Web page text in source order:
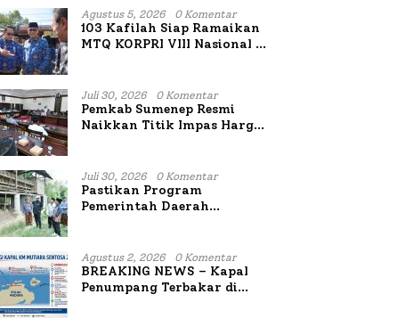
Agustus 5, 2026 0 Komentar
103 Kafilah Siap Ramaikan
MTQ KORPRI VIII Nasional di
Juli 30, 2026 0 Komentar
Pemkab Sumenep Resmi
Naikkan Titik Impas Harga
Persen
Juli 30, 2026 0 Komentar
Pastikan Program
Pemerintah Daerah
Sumenep Tinjau Langsung
Budidaya Lele dan Ayam
Petelur di Desa Bataal Timur
Agustus 2, 2026 0 Komentar
BREAKING NEWS – Kapal
Penumpang Terbakar di